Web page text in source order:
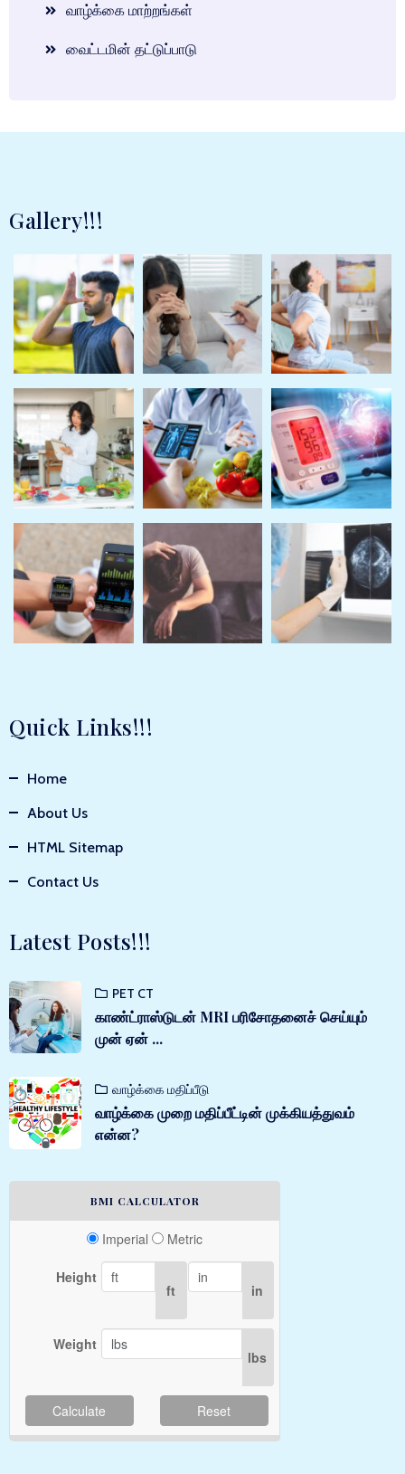
வாழ்க்கை மாற்றங்கள்
வைட்டமின் தட்டுப்பாடு
Gallery!!!
Quick Links!!!
Home
About Us
HTML Sitemap
Contact Us
Latest Posts!!!
PET CT
காண்ட்ராஸ்டுடன் MRI பரிசோதனைச் செய்யும்
முன் ஏன் ...
வாழ்க்கை மதிப்பீடு
வாழ்க்கை முறை மதிப்பீட்டின் முக்கியத்துவம்
என்ன?
BMI CALCULATOR
Imperial Metric
Height
ft in
Weight
lbs
Calculate Reset